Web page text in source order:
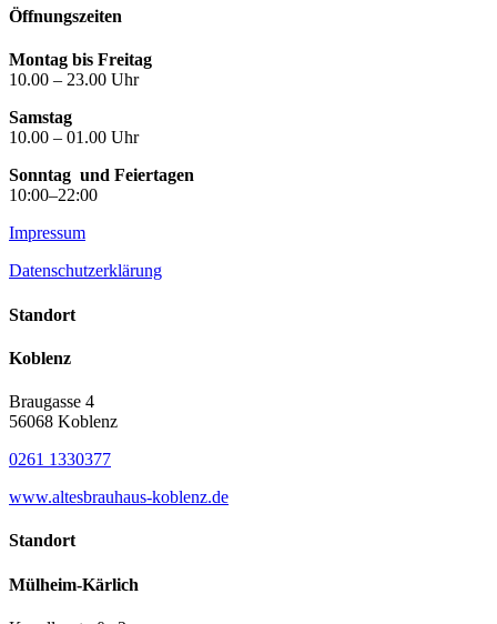
Öffnungszeiten
Montag bis Freitag
10.00 – 23.00 Uhr
Samstag
10.00 – 01.00 Uhr
Sonntag und Feiertagen
10:00–22:00
Impressum
Datenschutzerklärung
Standort
Koblenz
Braugasse 4
56068 Koblenz
0261 1330377
www.altesbrauhaus-koblenz.de
Standort
Mülheim-Kärlich